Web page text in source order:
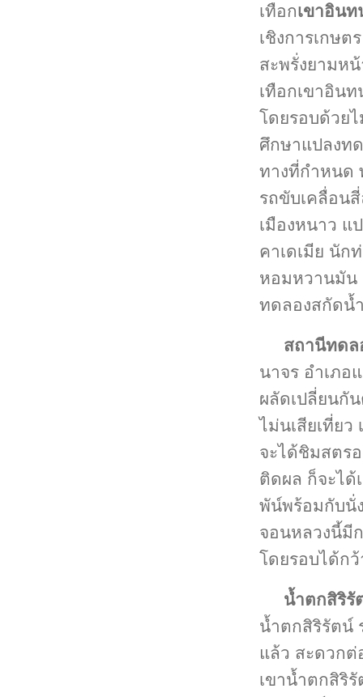
เทือกเขาอิน
เชิงการเกษ
สะพรั่งยามห
เทือกเขาอิน
โดยรอบด้วย
ศึกษาแปลงท
ทางที่กำหนด
รถขับเคลื่อน
เมืองหนาว แ
คาเดเมีย นัก
หอมหวานมัน
ทดลองสกัดน้
สถานีทดล
นาจร อำเภ
ผลัดเปลี่ยนกั
ไม่นเสียเที่ย
จะได้ชิมสตร
ติดผล ก็จะได้
พัน์พร้อมกับนั่
จอนหลวงนี้มี
โดยรอบได้กว้
น้ำตกสิริรั
น้ำตกสิริรัตน์
แล้ว สะดวกต่
เขาน้ำตกสิริ